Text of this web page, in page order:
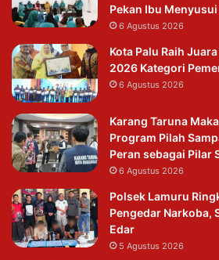
Pekan Ibu
6 Agustus 2026
Kota Palu Raih
2026 Kategori
6 Agustus 2026
Karang Taruna
Program Pilah
Peran sebagai Pilar
6 Agustus 2026
Polsek Lamuru
Pengedar Narkoba,
Edar
5 Agustus 2026